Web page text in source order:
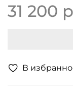
В
31 200